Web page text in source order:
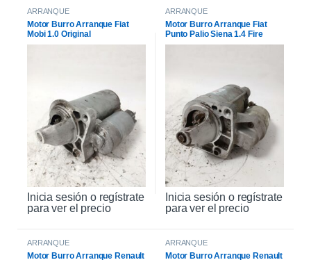
ARRANQUE
Motor Burro Arranque Fiat
Mobi 1.0 Original
Inicia sesión o regístrate
para ver el precio
ARRANQUE
Motor Burro Arranque Fiat
Punto Palio Siena 1.4 Fire
Original
Inicia sesión o regístrate
para ver el precio
ARRANQUE
Motor Burro Arranque Renault
ARRANQUE
Motor Burro Arranque Renault